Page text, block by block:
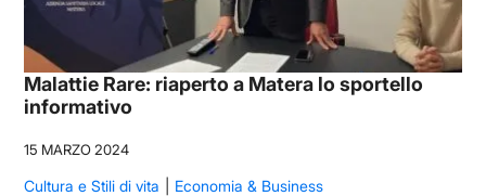
Malattie Rare: riaperto a Matera lo sportello
informativo
15 MARZO 2024
Cultura e Stili di vita
Economia & Business